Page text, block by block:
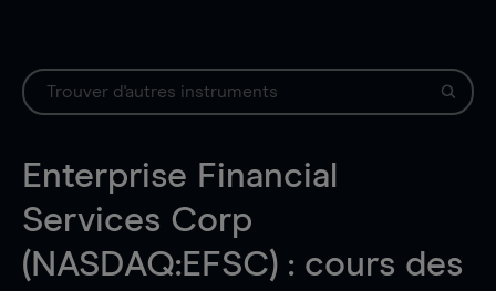
Enterprise Financial
Services Corp
(NASDAQ:EFSC) : cours des